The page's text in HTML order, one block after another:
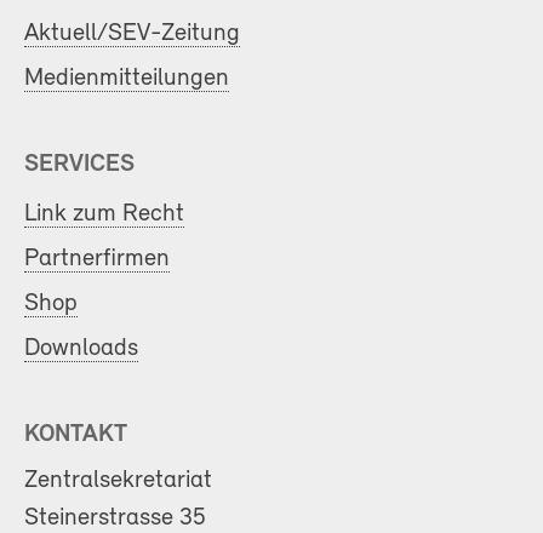
Aktuell/SEV-Zeitung
Medienmitteilungen
SERVICES
Link zum Recht
Partnerfirmen
Shop
Downloads
KONTAKT
Zentralsekretariat
Steinerstrasse 35